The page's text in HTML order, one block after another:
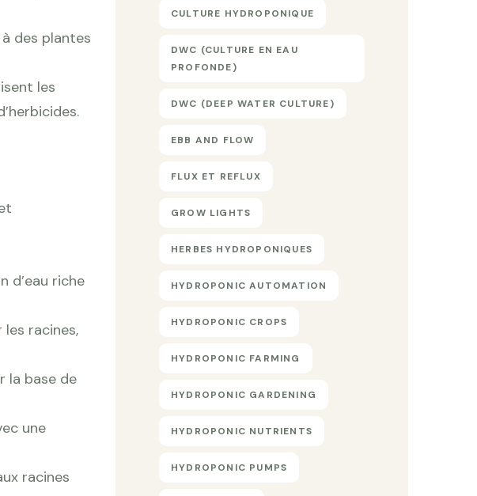
des plantes
les
d’eau riche
racines,
la base de
une
racines
CULTURE HYDROPONIQUE
DWC (CULTURE EN EAU
PROFONDE)
DWC (DEEP WATER CULTURE)
EBB AND FLOW
FLUX ET REFLUX
GROW LIGHTS
HERBES HYDROPONIQUES
HYDROPONIC AUTOMATION
HYDROPONIC CROPS
HYDROPONIC FARMING
HYDROPONIC GARDENING
HYDROPONIC NUTRIENTS
HYDROPONIC PUMPS